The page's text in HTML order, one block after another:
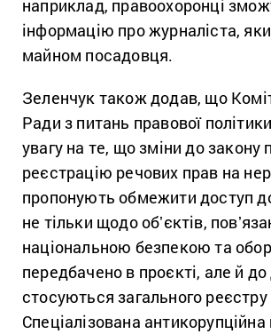
наприклад, правоохоронці
інформацію про журналіста,
майном посадовця.
Зеленчук також додав, що
Ради з питань правової
увагу на те, що зміни до закону
реєстрацію речових прав на
пропонують обмежити доступ
не тільки щодо обʼєктів,
національною безпекою та
передбачено в проєкті, але й
стосуються загального
Спеціалізована